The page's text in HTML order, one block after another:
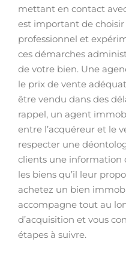
mettant en contact
est important de
professionnel et
ces démarches
de votre bien. Une
le prix de vente
être vendu dans des
rappel, un agent
entre l’acquéreur et le
respecter une
clients une information
les biens qu’il leur
achetez un bien
accompagne tout au
d’acquisition et vous
étapes à suivre.